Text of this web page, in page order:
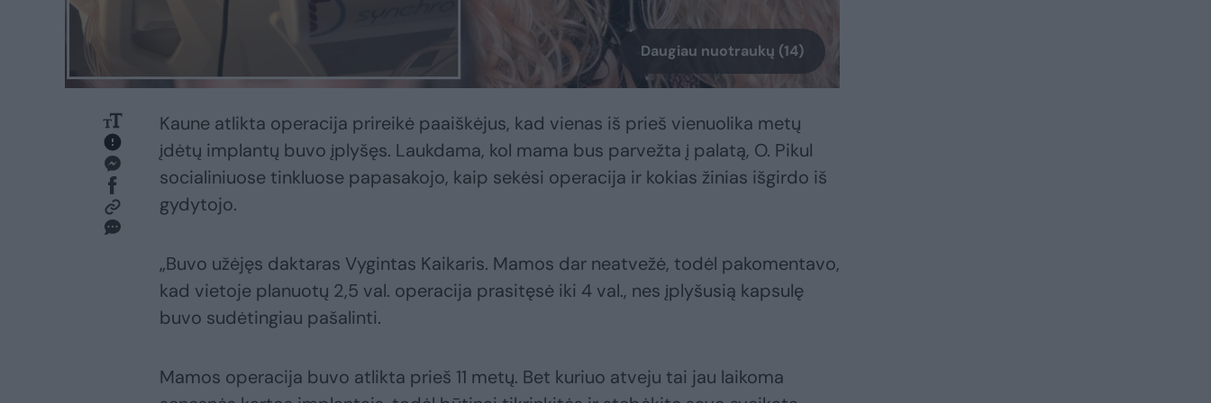
Daugiau nuotraukų (14)
Kaune atlikta operacija prireikė paaiškėjus, kad vienas iš prieš vienuolika metų
įdėtų implantų buvo įplyšęs. Laukdama, kol mama bus parvežta į palatą, O. Pikul
socialiniuose tinkluose papasakojo, kaip sekėsi operacija ir kokias žinias išgirdo iš
gydytojo.
„Buvo užėjęs daktaras Vygintas Kaikaris. Mamos dar neatvežė, todėl pakomentavo,
kad vietoje planuotų 2,5 val. operacija prasitęsė iki 4 val., nes įplyšusią kapsulę
buvo sudėtingiau pašalinti.
Mamos operacija buvo atlikta prieš 11 metų. Bet kuriuo atveju tai jau laikoma